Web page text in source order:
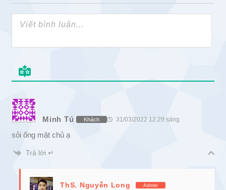
Minh Tú Khách 31/03/2022 12:29 sáng
sỏi ống mật chủ ạ
Trả lời ↵
ThS. Nguyễn Long Admin